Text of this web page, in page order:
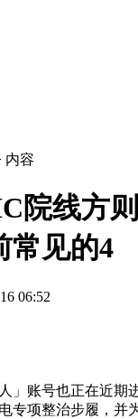
内容
院线方
常见的4
06:52
账号也正在近期
专项整治步履，并